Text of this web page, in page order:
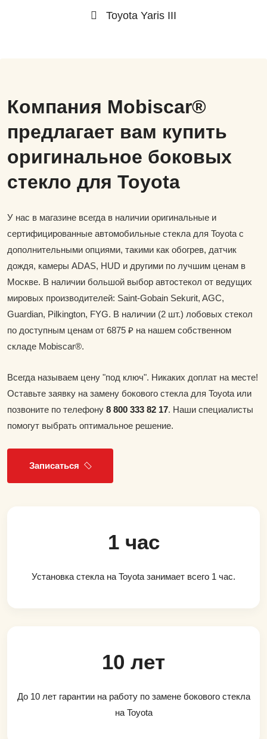
Toyota Yaris III
Компания Mobiscar®
предлагает вам купить
оригинальное боковых
стекло для Toyota
У нас в магазине всегда в наличии оригинальные и
сертифицированные автомобильные стекла для Toyota с
дополнительными опциями, такими как обогрев, датчик
дождя, камеры ADAS, HUD и другими по лучшим ценам в
Москве. В наличии большой выбор автостекол от ведущих
мировых производителей: Saint-Gobain Sekurit, AGC,
Guardian, Pilkington, FYG. В наличии (2 шт.) лобовых стекол
по доступным ценам от 6875 ₽ на нашем собственном
складе Mobiscar®.
Всегда называем цену "под ключ". Никаких доплат на месте!
Оставьте заявку на замену бокового стекла для Toyota или
позвоните по телефону 8 800 333 82 17. Наши специалисты
помогут выбрать оптимальное решение.
Записаться
1 час
Установка стекла на Toyota занимает всего 1 час.
10 лет
До 10 лет гарантии на работу по замене бокового стекла
на Toyota